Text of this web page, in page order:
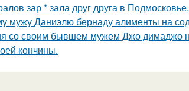
зар * зала друг друга в Подмосковье.
мужу Даниэлю бернаду алименты на
со своим бывшем мужем Джо димаджо
кончины.